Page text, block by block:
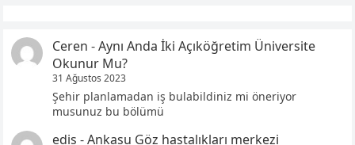
Ceren -Aynı Anda İki Açıköğretim Üniversite
Okunur Mu?
31 Ağustos 2023
Şehir planlamadan iş bulabildiniz mi öneriyor
musunuz bu bölümü
edis -Ankasu Göz hastalıkları merkezi